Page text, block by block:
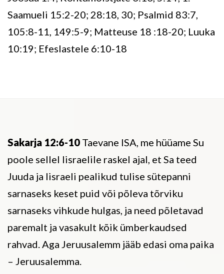
Saamueli 15:2-20; 28:18, 30; Psalmid 83:7,
105:8-11, 149:5-9; Matteuse 18 :18-20; Luuka
10:19; Efeslastele 6:10-18
Sakarja 12:6-10 Taevane ISA, me hüüame Su
poole sellel Iisraelile raskel ajal, et Sa teed
Juuda ja Iisraeli pealikud tulise sütepanni
sarnaseks keset puid või põleva tõrviku
sarnaseks vihkude hulgas, ja need põletavad
paremalt ja vasakult kõik ümberkaudsed
rahvad. Aga Jeruusalemm jääb edasi oma paika
– Jeruusalemma.